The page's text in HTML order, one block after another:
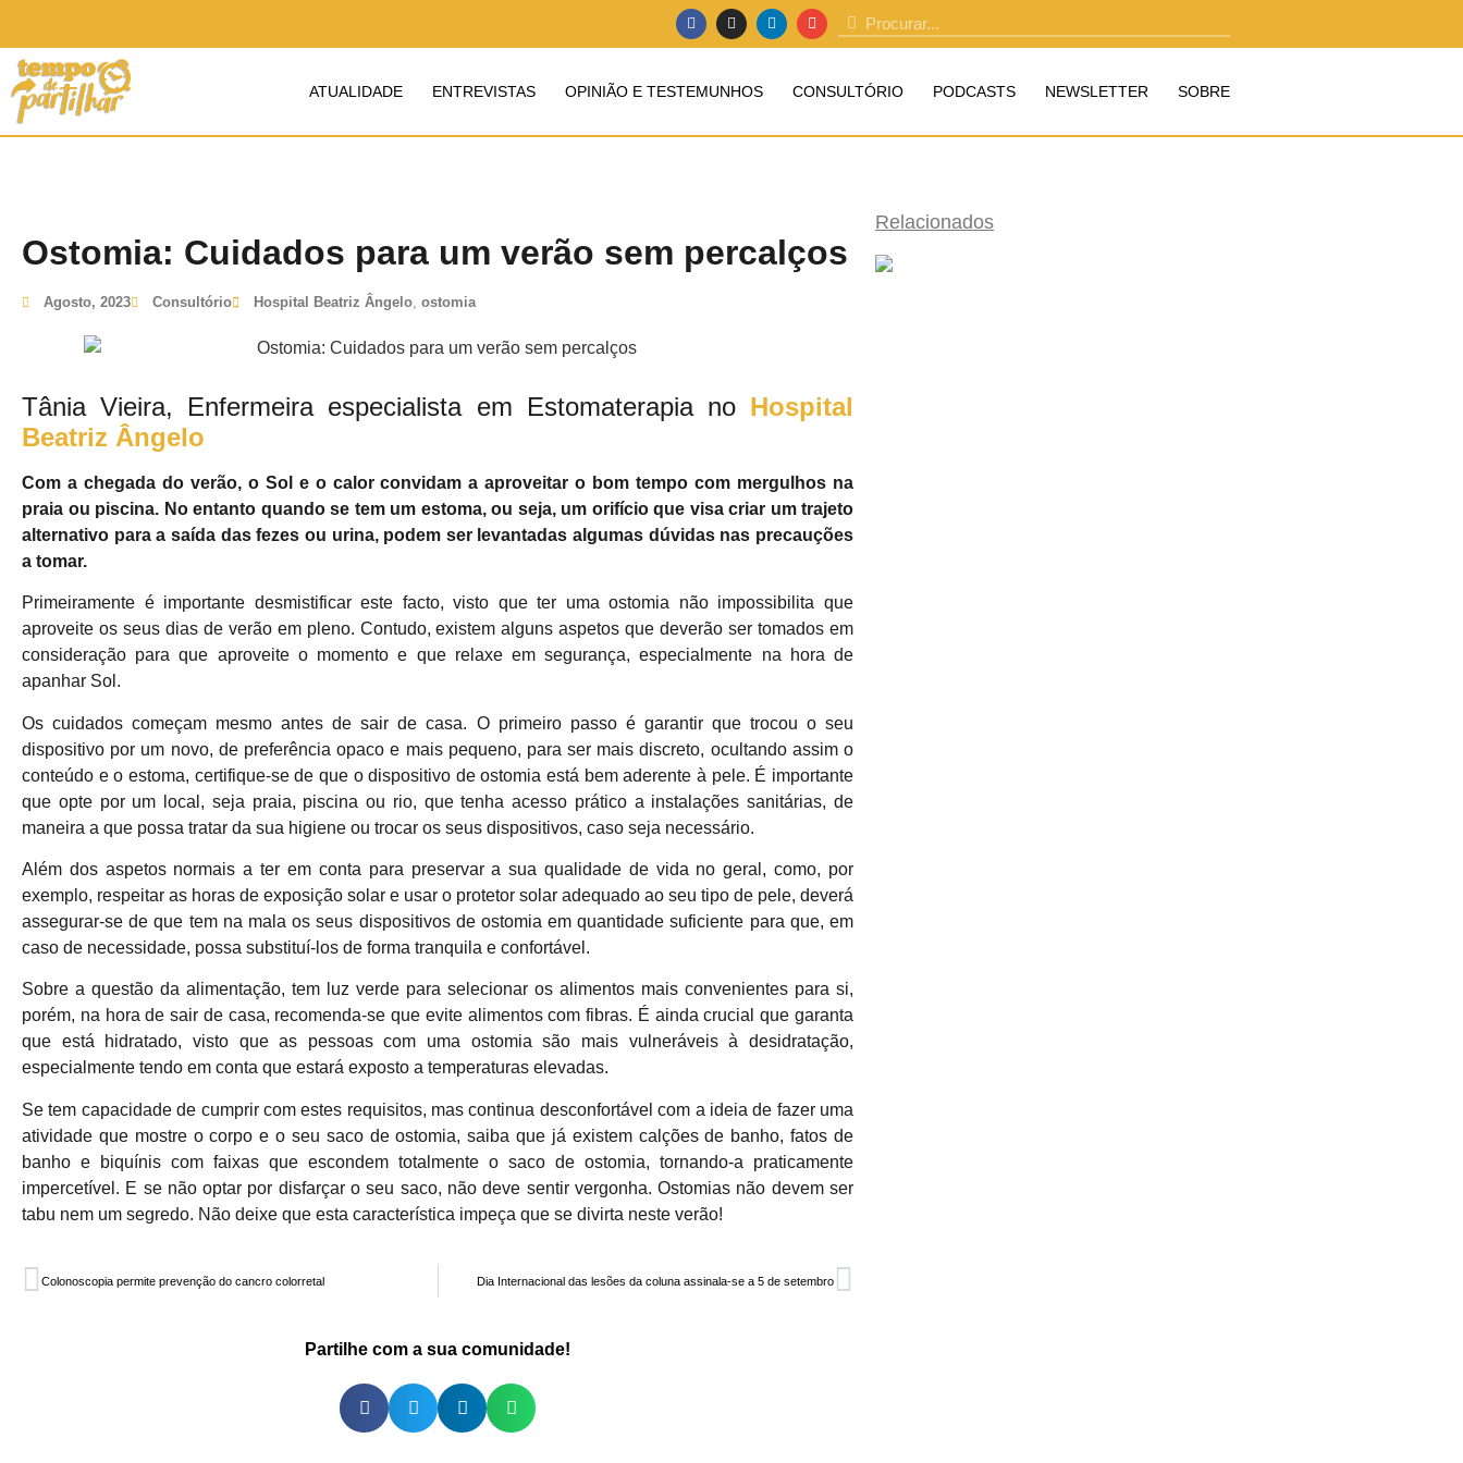
ATUALIDADE ENTREVISTAS OPINIÃO E TESTEMUNHOS CONSULTÓRIO PODCASTS NEWSLETTER SOBRE
Ostomia: Cuidados para um verão sem percalços
Agosto, 2023 Consultório Hospital Beatriz Ângelo, ostomia
Tânia Vieira, Enfermeira especialista em Estomaterapia no Hospital
Beatriz Ângelo
Com a chegada do verão, o Sol e o calor convidam a aproveitar o bom tempo com mergulhos na
praia ou piscina. No entanto quando se tem um estoma, ou seja, um orifício que visa criar um trajeto
alternativo para a saída das fezes ou urina, podem ser levantadas algumas dúvidas nas precauções
a tomar.
Primeiramente é importante desmistificar este facto, visto que ter uma ostomia não impossibilita que
aproveite os seus dias de verão em pleno. Contudo, existem alguns aspetos que deverão ser tomados em
consideração para que aproveite o momento e que relaxe em segurança, especialmente na hora de
apanhar Sol.
Os cuidados começam mesmo antes de sair de casa. O primeiro passo é garantir que trocou o seu
dispositivo por um novo, de preferência opaco e mais pequeno, para ser mais discreto, ocultando assim o
conteúdo e o estoma, certifique-se de que o dispositivo de ostomia está bem aderente à pele. É importante
que opte por um local, seja praia, piscina ou rio, que tenha acesso prático a instalações sanitárias, de
maneira a que possa tratar da sua higiene ou trocar os seus dispositivos, caso seja necessário.
Além dos aspetos normais a ter em conta para preservar a sua qualidade de vida no geral, como, por
exemplo, respeitar as horas de exposição solar e usar o protetor solar adequado ao seu tipo de pele, deverá
assegurar-se de que tem na mala os seus dispositivos de ostomia em quantidade suficiente para que, em
caso de necessidade, possa substituí-los de forma tranquila e confortável.
Sobre a questão da alimentação, tem luz verde para selecionar os alimentos mais convenientes para si,
porém, na hora de sair de casa, recomenda-se que evite alimentos com fibras. É ainda crucial que garanta
que está hidratado, visto que as pessoas com uma ostomia são mais vulneráveis à desidratação,
especialmente tendo em conta que estará exposto a temperaturas elevadas.
Se tem capacidade de cumprir com estes requisitos, mas continua desconfortável com a ideia de fazer uma
atividade que mostre o corpo e o seu saco de ostomia, saiba que já existem calções de banho, fatos de
banho e biquínis com faixas que escondem totalmente o saco de ostomia, tornando-a praticamente
impercetível. E se não optar por disfarçar o seu saco, não deve sentir vergonha. Ostomias não devem ser
tabu nem um segredo. Não deixe que esta característica impeça que se divirta neste verão!
Colonoscopia permite prevenção do cancro colorretal Dia Internacional das lesões da coluna assinala-se a 5 de setembro
Partilhe com a sua comunidade!
Relacionados